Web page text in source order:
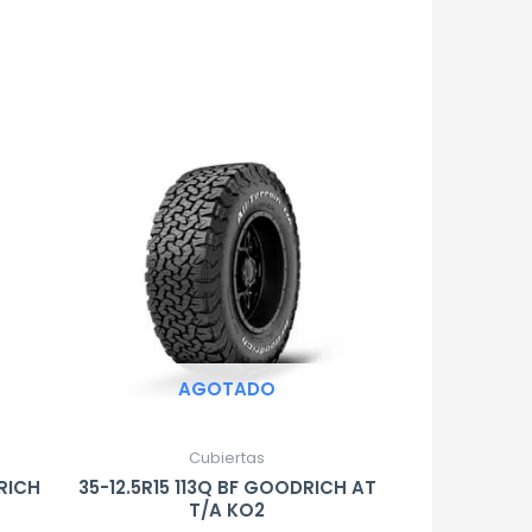
AGOTADO
Cubiertas
35-12.5R15 113Q BF GOODRICH AT
T/A KO2